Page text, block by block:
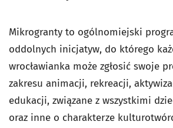
Mikrogranty to ogólnomiejski
oddolnych inicjatyw, do którego
wrocławianka może zgłosić swoje
zakresu animacji, rekreacji,
edukacji, związane z wszystkimi
oraz inne o charakterze